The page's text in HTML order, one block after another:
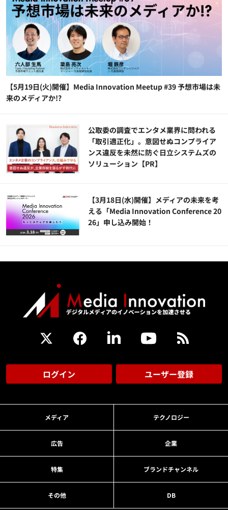
【5月19日(火)開催】Media Innovation Meetup #39 予想市場は未
来のメディアか!?
公​​取委の調査でエンタメ業界に問われる
「取引適正化」。意図せぬコンプライア
ンス違反を未然に防ぐ日立システムズの
ソリューション​【PR】
【3月18日(水)開催】メディアの未来を考
える「Media Innovation Conference 20
26」申し込み開始！
ログイン ユーザー登録
メディア テクノロジー
広告 企業
特集 ブランドチャンネル
その他 DB